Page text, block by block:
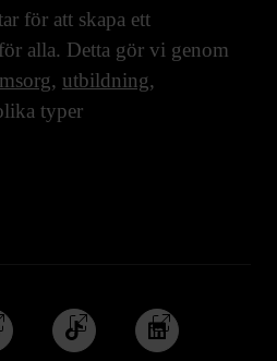
för att skapa ett
alla. Detta gör vi genom
, utbildning,
typer
Följ
oss
Följ
oss